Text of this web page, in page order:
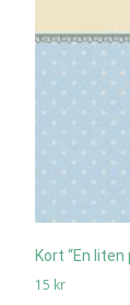
Kort “En
15 kr